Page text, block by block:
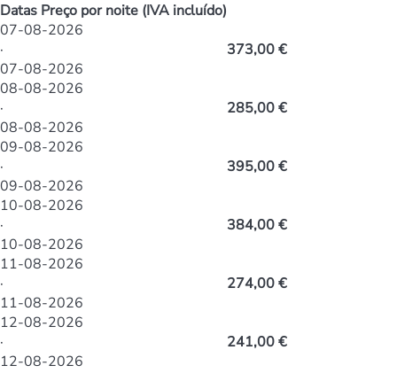
Datas Preço por noite (IVA incluído)
07-08-2026
·
07-08-2026
373,00 €
08-08-2026
·
08-08-2026
285,00 €
09-08-2026
·
09-08-2026
395,00 €
10-08-2026
·
10-08-2026
384,00 €
11-08-2026
·
11-08-2026
274,00 €
12-08-2026
·
12-08-2026
241,00 €